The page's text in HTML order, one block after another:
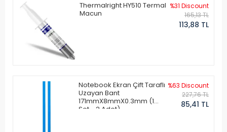
Thermalright HY510 Termal
Macun
%31 Discount
165,13 TL
113,88 TL
Notebook Ekran Çift Taraflı
Uzayan Bant
171mmX8mmX0.3mm (1
Set - 2 Adet)
%63 Discount
227,76 TL
85,41 TL